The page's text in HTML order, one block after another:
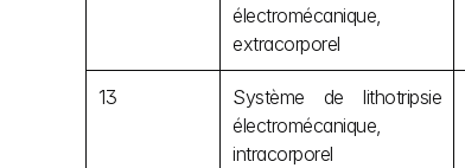
électromécanique,
extracorporel
13
Système de lithotripsie
électromécanique,
intracorporel